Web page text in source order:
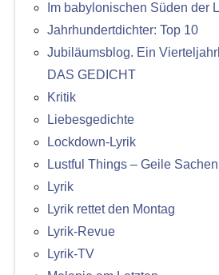
Im babylonischen Süden der
Jahrhundertdichter: Top 10
Jubiläumsblog. Ein
DAS GEDICHT
Kritik
Liebesgedichte
Lockdown-Lyrik
Lustful Things – Geile
Lyrik
Lyrik rettet den Montag
Lyrik-Revue
Lyrik-TV